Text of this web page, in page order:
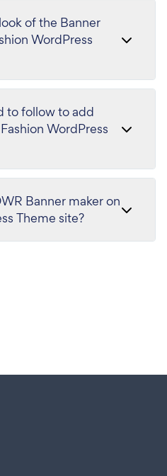
of the Banner
WordPress
to follow to add
WordPress
Banner maker on
Theme site?